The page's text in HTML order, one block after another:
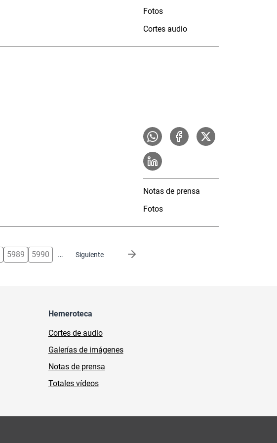
Fotos
Cortes audio
Notas de prensa
Fotos
5989 5990 … Siguiente
Siguiente página
Hemeroteca
Cortes de audio
Galerías de imágenes
Notas de prensa
Totales vídeos